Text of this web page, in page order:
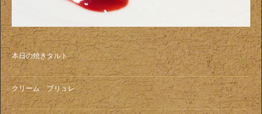
本日の焼きタルト
クリーム ブリュレ